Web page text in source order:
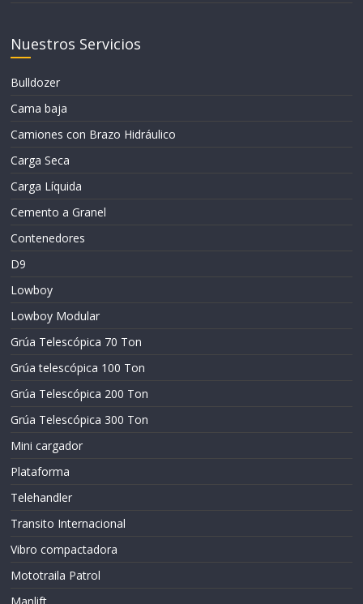
Nuestros Servicios
Bulldozer
Cama baja
Camiones con Brazo Hidráulico
Carga Seca
Carga Líquida
Cemento a Granel
Contenedores
D9
Lowboy
Lowboy Modular
Grúa Telescópica 70 Ton
Grúa telescópica 100 Ton
Grúa Telescópica 200 Ton
Grúa Telescópica 300 Ton
Mini cargador
Plataforma
Telehandler
Transito Internacional
Vibro compactadora
Mototraila Patrol